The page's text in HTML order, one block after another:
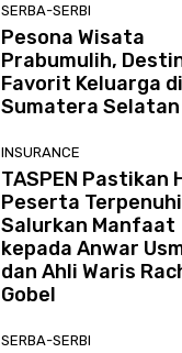
SERBA-SERBI
Pesona Wisata
Prabumulih,
Favorit Keluarga di
Sumatera Selatan
INSURANCE
TASPEN Pastikan
Peserta
Salurkan Manfaat
kepada Anwar
dan Ahli Waris
Gobel
SERBA-SERBI